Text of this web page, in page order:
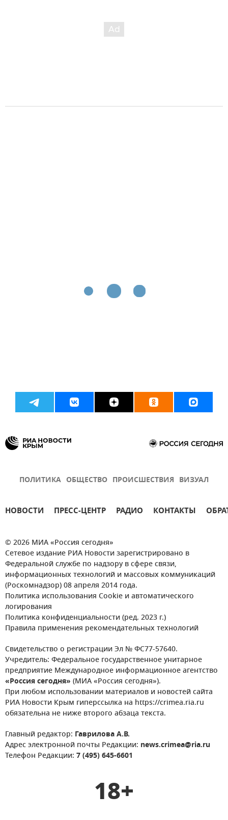
ПОЛИТИКА ОБЩЕСТВО ПРОИСШЕСТВИЯ ВИЗУАЛ
НОВОСТИ ПРЕСС-ЦЕНТР РАДИО КОНТАКТЫ
© 2026 МИА «Россия сегодня»
Сетевое издание РИА Новости зарегистрировано в
Федеральной службе по надзору в сфере связи,
информационных технологий и массовых коммуникаций
(Роскомнадзор) 08 апреля 2014 года.
Политика использования Cookie и автоматического
логирования
Политика конфиденциальности (ред. 2023 г.)
Правила применения рекомендательных технологий
Свидетельство о регистрации Эл № ФС77-57640.
Учредитель: Федеральное государственное унитарное
предприятие Международное информационное агентство
«Россия сегодня» (МИА «Россия сегодня»).
При любом использовании материалов и новостей сайта
РИА Новости Крым гиперссылка на https://crimea.ria.ru
обязательна не ниже второго абзаца текста.
Главный редактор: Гаврилова А.В.
Адрес электронной почты Редакции: news.crimea@ria.ru
Телефон Редакции: 7 (495) 645-6601
18+